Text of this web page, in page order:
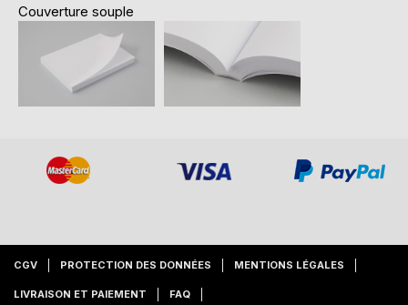
Couverture souple
CGV PROTECTION DES DONNÉES MENTIONS LÉGALES
LIVRAISON ET PAIEMENT FAQ